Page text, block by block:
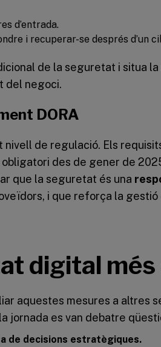
d’entrada.
i recuperar-se després d’un
de la seguretat i situa
del negoci.
DORA
nivell de regulació. Els
des de gener de
que la seguretat és una
i que reforça la
digital
aquestes mesures a altres
jornada es van debatre
de decisions estratègiques.